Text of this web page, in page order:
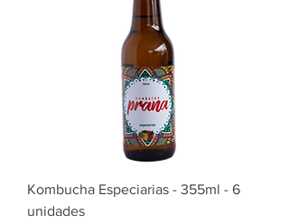
Kombucha Especiarias - 355ml - 6
unidades